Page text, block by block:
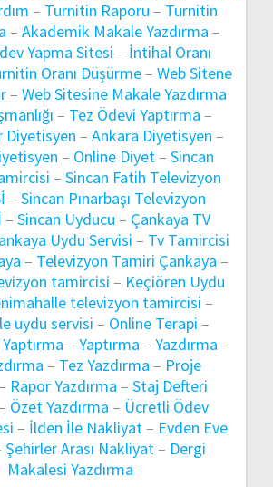
– Turnitin Raporu – Turnitin
– Akademik Makale Yazdırma –
Yapma Sitesi – İntihal Oranı
Oranı Düşürme– Web Sitene
– Web Sitesine Makale Yazdırma
– Tez Ödevi Yaptırma –
Diyetisyen – Ankara Diyetisyen –
– Online Diyet– Sincan
– Sincan Fatih Televizyon
– Sincan Pınarbaşı Televizyon
– Sincan Uyducu – Çankaya TV
Uydu Servisi – Tv Tamircisi
– Televizyon Tamiri Çankaya –
tamircisi – Keçiören Uydu
televizyon tamircisi –
uydu servisi – Online Terapi –
– Yaptırma – Yazdırma –
– Tez Yazdırma – Proje
Rapor Yazdırma – Staj Defteri
Özet Yazdırma – Ücretli Ödev
– İlden İle Nakliyat– Evden Eve
Şehirler Arası Nakliyat– Dergi
Makalesi Yazdırma